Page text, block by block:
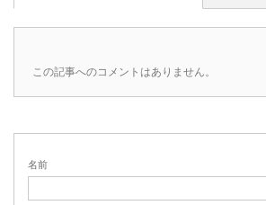
この記事へのコメントはありません。
名前